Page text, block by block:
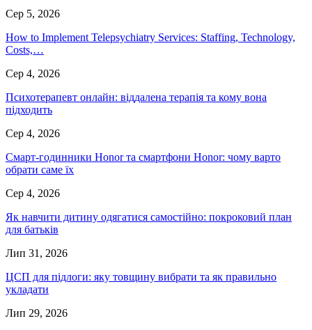
Сер 5, 2026
How to Implement Telepsychiatry Services: Staffing, Technology,
Costs,…
Сер 4, 2026
Психотерапевт онлайн: віддалена терапія та кому вона
підходить
Сер 4, 2026
Смарт-годинники Honor та смартфони Honor: чому варто
обрати саме їх
Сер 4, 2026
Як навчити дитину одягатися самостійно: покроковий план
для батьків
Лип 31, 2026
ЦСП для підлоги: яку товщину вибрати та як правильно
укладати
Лип 29, 2026